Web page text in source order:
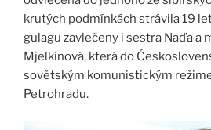
krutých podmínkách strávila 19
gulagu zavlečeny i sestra Naďa a
Mjelkinová, která do
sovětským komunistickým
Petrohradu.